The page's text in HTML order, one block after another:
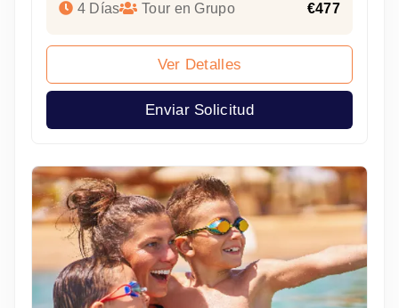
4 Días Tour en Grupo €477
Ver Detalles
Enviar Solicitud